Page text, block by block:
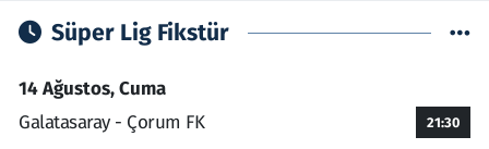
Süper Lig Fikstür
14 Ağustos, Cuma
Galatasaray - Çorum FK
21:30